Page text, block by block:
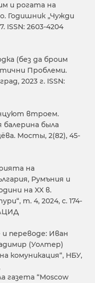
и рогата на
Годишник „Чужди
ISSN: 2603-4204
(без да броим
Проблеми.
2023 г. ISSN:
втроем.
была
Мосты, 2(82), 45-
на
Румъния и
на XX в.
т. 4, 2024, с. 174-
и переводе: Иван
(Уолтер)
комуникация“, НБУ,
газета “Moscow